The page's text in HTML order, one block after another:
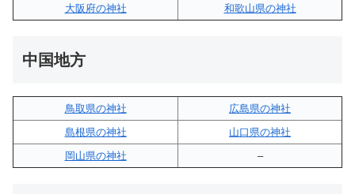
大阪府の神社
和歌山県の神社
中国地方
鳥取県の神社
広島県の神社
島根県の神社
山口県の神社
岡山県の神社
–